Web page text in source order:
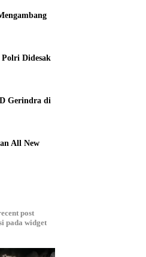
Didesak
Gerindra di
All New
post
pada widget